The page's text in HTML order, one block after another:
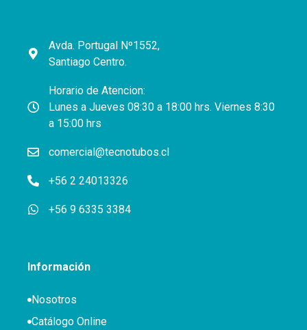
Avda. Portugal Nº1552,
Santiago Centro.
Horario de Atencion:
Lunes a Jueves 08:30 a 18:00 hrs. Viernes 8:30
a 15:00 hrs
comercial@tecnotubos.cl
+56 2 24013326
+56 9 6335 3384
Información
Nosotros
Catálogo Online